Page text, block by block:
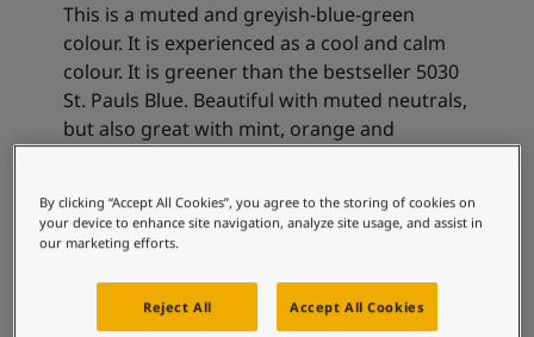
ការបំផុសគំនិតពីផ្នែកខាងក្នុងផ្ទះ
ការបំផុសគំនិតពីផ្នែកខាងក្រៅផ្ទះ
Blog សំរាប់ការរស់នៅដែលពោរពេញដោយការការបំផុសគំនិ
អត្ថបទ
លាបពណ៌ផ្ទះរបស់អ្នក
ឯកសារផលិតផល
តារាង​ទិន្នន័យ
Soulful Spaces - ជម្រើសពណ៌ចុងក្រោយបំផុតពី Jotun
This is a muted and greyish-blue-green
colour. It is experienced as a cool and calm
colour. It is greener than the bestseller 5030
St. Pauls Blue. Beautiful with muted neutrals,
but also great with mint, orange and
ការរួមបញ្ចូល
ពណ៌ដែលបានណែនាំ
By clicking “Accept All Cookies”, you agree to the storing of cookies on
your device to enhance site navigation, analyze site usage, and assist in
our marketing efforts.
Reject All Accept All Cookies